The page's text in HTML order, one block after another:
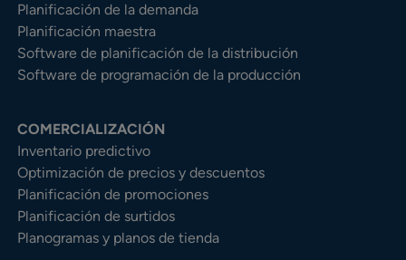
Planificación de la demanda
Planificación maestra
Software de planificación de la distribución
Software de programación de la producción
COMERCIALIZACIÓN
Inventario predictivo
Optimización de precios y descuentos
Planificación de promociones
Planificación de surtidos
Planogramas y planos de tienda